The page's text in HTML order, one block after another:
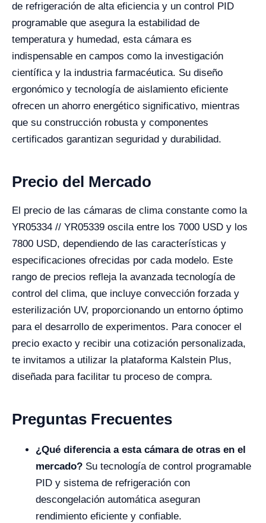
de refrigeración de alta eficiencia y un control PID
programable que asegura la estabilidad de
temperatura y humedad, esta cámara es
indispensable en campos como la investigación
científica y la industria farmacéutica. Su diseño
ergonómico y tecnología de aislamiento eficiente
ofrecen un ahorro energético significativo, mientras
que su construcción robusta y componentes
certificados garantizan seguridad y durabilidad.
Precio del Mercado
El precio de las cámaras de clima constante como la
YR05334 // YR05339 oscila entre los 7000 USD y los
7800 USD, dependiendo de las características y
especificaciones ofrecidas por cada modelo. Este
rango de precios refleja la avanzada tecnología de
control del clima, que incluye convección forzada y
esterilización UV, proporcionando un entorno óptimo
para el desarrollo de experimentos. Para conocer el
precio exacto y recibir una cotización personalizada,
te invitamos a utilizar la plataforma Kalstein Plus,
diseñada para facilitar tu proceso de compra.
Preguntas Frecuentes
¿Qué diferencia a esta cámara de otras en el
mercado? Su tecnología de control programable
PID y sistema de refrigeración con
descongelación automática aseguran
rendimiento eficiente y confiable.